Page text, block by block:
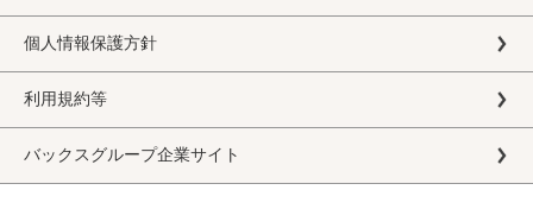
個人情報保護方針
利用規約等
バックスグループ企業サイト